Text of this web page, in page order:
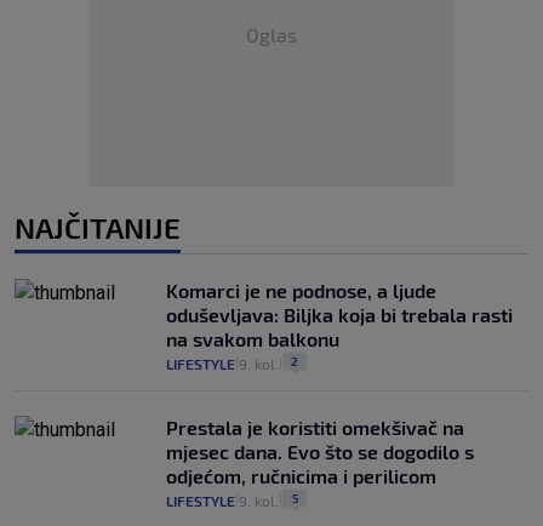
Oglas
NAJČITANIJE
Komarci je ne podnose, a ljude
oduševljava: Biljka koja bi trebala rasti
na svakom balkonu
LIFESTYLE 9. kol. 2
Prestala je koristiti omekšivač na
mjesec dana. Evo što se dogodilo s
odjećom, ručnicima i perilicom
LIFESTYLE 9. kol. 5